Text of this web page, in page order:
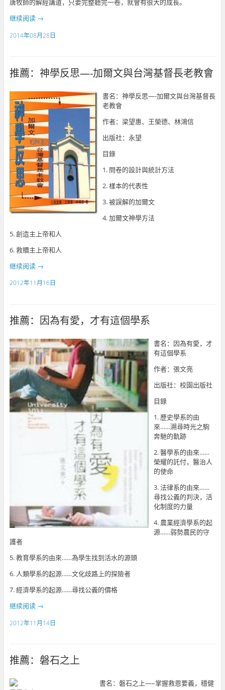
唐牧師的解經講道，只要完整聽完一卷，就會有很大的成長。
继续阅读 →
2014年08月28日
推薦：神學反思—-加爾文與台灣基督長老教會
書名：神學反思—-加爾文與台灣基督長
老教會
作者：梁望惠、王榮德、林鴻信
出版社：永望
目錄
1. 問卷的設計與統計方法
2. 樣本的代表性
3. 被誤解的加爾文
4. 加爾文神學方法
5. 創造主上帝和人
6. 救贖主上帝和人
继续阅读 →
2012年11月16日
推薦：因為有愛，才有這個學系
書名：因為有愛，才
有這個學系
作者：張文亮
出版社：校園出版社
目錄
1. 歷史學系的由
來……溯尋時光之駒
奔馳的軌跡
2. 醫學系的由來……
榮耀的託付，醫治人
的使命
3. 法律系的由來……
尋找公義的判決，活
化制度的力量
4. 農業經濟學系的起
源……弱勢農民的守
護者
5. 教育學系的由來……為學生找到活水的源頭
6. 人類學系的起源……文化歧路上的探險者
7. 經濟學系的起源……尋找公義的價格
继续阅读 →
2012年11月14日
推薦：磐石之上
書名：磐石之上—–掌握救恩要義，穩健